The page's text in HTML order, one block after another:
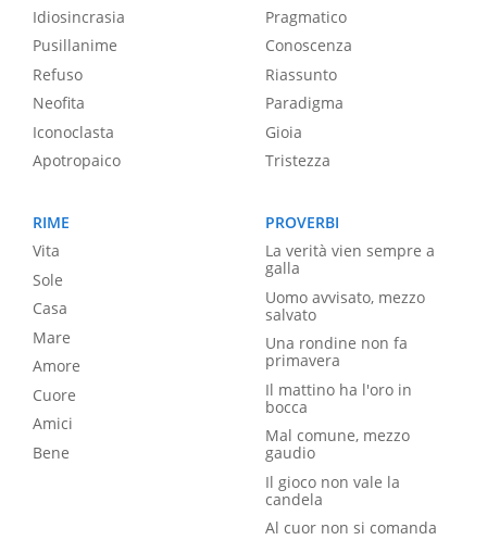
Idiosincrasia
Pusillanime
Refuso
Neofita
Iconoclasta
Apotropaico
Pragmatico
Conoscenza
Riassunto
Paradigma
Gioia
Tristezza
RIME
Vita
Sole
Casa
Mare
Amore
Cuore
Amici
Bene
PROVERBI
La verità vien sempre a
galla
Uomo avvisato, mezzo
salvato
Una rondine non fa
primavera
Il mattino ha l'oro in
bocca
Mal comune, mezzo
gaudio
Il gioco non vale la
candela
Al cuor non si comanda